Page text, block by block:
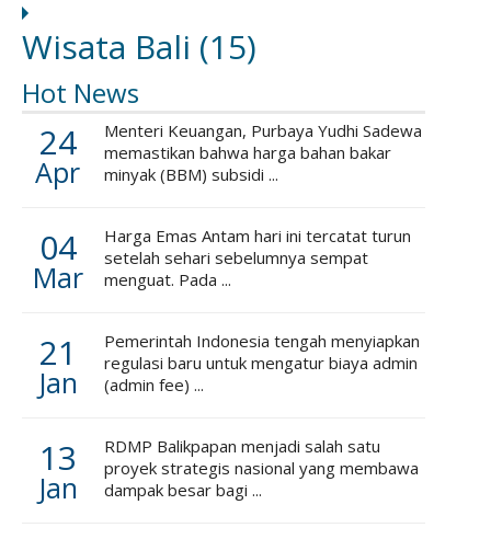
Wisata Bali (15)
Hot News
24
Apr
Menteri Keuangan, Purbaya Yudhi Sadewa
memastikan bahwa harga bahan bakar
minyak (BBM) subsidi ...
04
Mar
Harga Emas Antam hari ini tercatat turun
setelah sehari sebelumnya sempat
menguat. Pada ...
21
Jan
Pemerintah Indonesia tengah menyiapkan
regulasi baru untuk mengatur biaya admin
(admin fee) ...
13
Jan
RDMP Balikpapan menjadi salah satu
proyek strategis nasional yang membawa
dampak besar bagi ...